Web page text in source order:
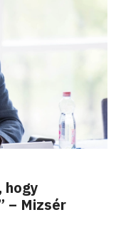
hogy
– Mizsér